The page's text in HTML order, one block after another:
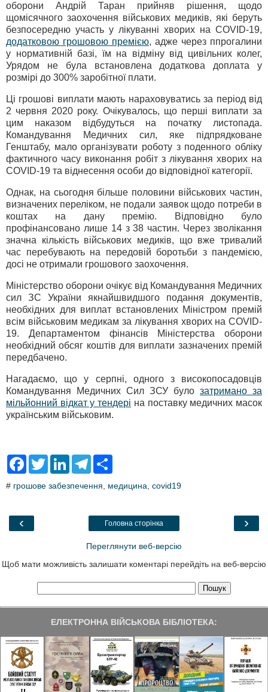
оборони Андрій Таран прийняв рішення, щодо
щомісячного заохочення військових медиків, які беруть
безпосередню участь у лікуванні хворих на COVID-19,
додатковою грошовою премією, адже через ппрогалини
у нормативній базі, їм на відміну від цивільних колег,
Урядом не була встановлена додаткова доплата у
розмірі до 300% заробітної плати.
Ці грошові виплати мають нараховуватись за період від
2 червня 2020 року. Очікувалось, що перші виплати за
цим наказом відбудуться на початку листопада.
Командування Медичних сил, яке підпрядковане
Генштабу, мало організувати роботу з поденного обліку
фактичного часу виконання робіт з лікування хворих на
COVID-19 та віднесення особи до відповідної категорії.
Однак, на сьогодня більше половини військових частин,
визначених переліком, не подали заявок щодо потреби в
коштах на дану премію. Відповідно було
профінансовано лише 14 з 38 частин. Через зволікання
значна кількість військових медиків, що вже тривалий
час перебувають на передовій боротьби з пандемією,
досі не отримали грошового заохочення.
Міністерство оборони очікує від Командування Медичних
сил ЗС України якнайшвидшого подання документів,
необхідних для виплат встановлених Міністром премій
всім військовим медикам за лікування хворих на COVID-
19. Департаментом фінансів Міністерства оборони
необхідний обсяг коштів для виплати зазначених премій
передбачено.
Нагадаємо, що у серпні, одного з високопосадовців
Командування Медичних Сил ЗСУ було затримано за
мільйонний відкат у тендері на поставку медичних масок
українським військовим.
F
e
o
T
t
L
k
T
e
a
r
# грошове забезпечення медицина covid19
‹ ›
Головна сторінка
Переглянути веб-версію
Щоб мати можливість залишати коментарі перейдіть на веб-версію
ЕЛЕКТРОННА ВІЙСЬКОВА БІБЛІОТЕКА: